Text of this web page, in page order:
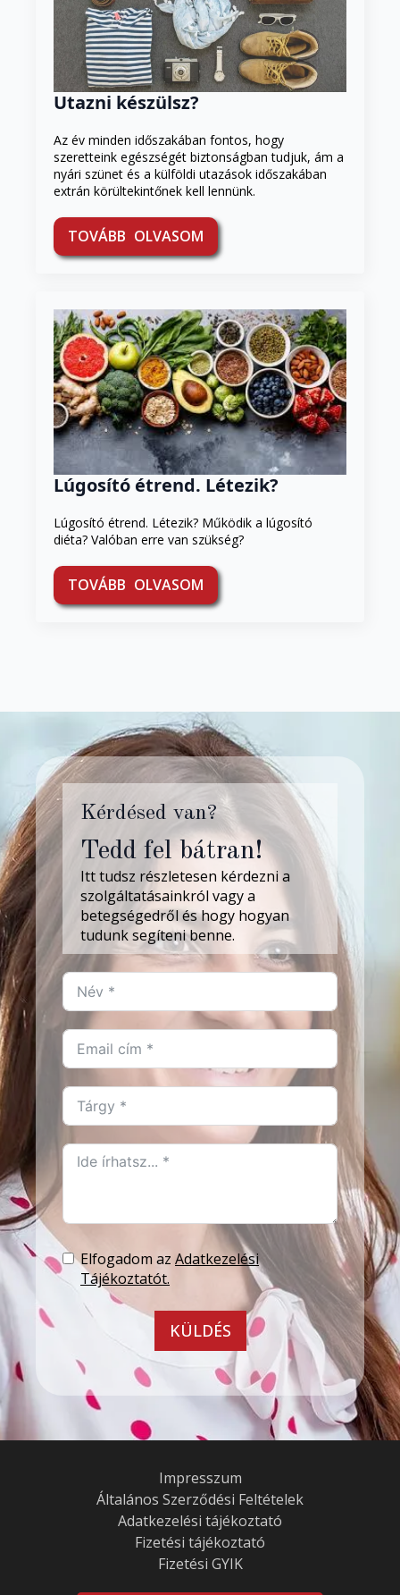
Utazni készülsz?
Az év minden időszakában fontos, hogy
szeretteink egészségét biztonságban tudjuk, ám a
nyári szünet és a külföldi utazások időszakában
extrán körültekintőnek kell lennünk.
TOVÁBB OLVASOM
Lúgosító étrend. Létezik?
Lúgosító étrend. Létezik? Működik a lúgosító
diéta? Valóban erre van szükség?
TOVÁBB OLVASOM
Kérdésed van?
Tedd fel bátran!
Itt tudsz részletesen kérdezni a
szolgáltatásainkról vagy a
betegségedről és hogy hogyan
tudunk segíteni benne.
Elfogadom az Adatkezelési
Tájékoztatót.
KÜLDÉS
Impresszum
Általános Szerződési Feltételek
Adatkezelési tájékoztató
Fizetési tájékoztató
Fizetési GYIK